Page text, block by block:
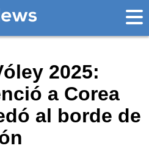
2025:
a Corea
al borde de